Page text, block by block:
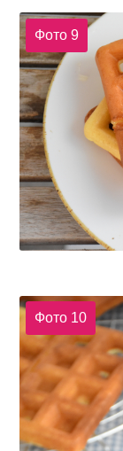
Фото 9
Фото 10